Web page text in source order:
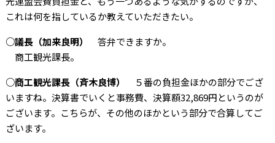
これは何を指しているか教えていただきたい。
○議長（加来良明）
答弁できますか。
商工観光課長。
○商工観光課長（斉木良博）
５番の負担金ほかの部分でござ
いますね。決算書でいくと事務費、決算額32,869円というのが
ございます。こちらが、その他のほかという部分で合算してご
ざいます。